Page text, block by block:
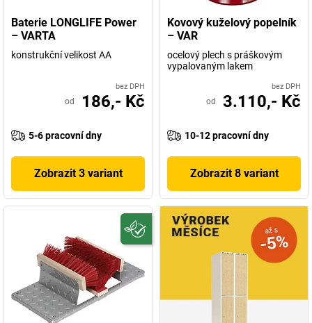
Baterie LONGLIFE Power
– VARTA
konstrukční velikost AA
bez DPH
od 186,- Kč
5-6 pracovní dny
Zobrazit 3 variant
Kovový kuželový popelník
– VAR
ocelový plech s práškovým
vypalovaným lakem
bez DPH
od 3.110,- Kč
10-12 pracovní dny
Zobrazit 8 variant